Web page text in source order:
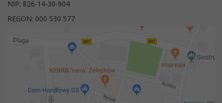
NIP: 826-14-30-904
REGON: 000 530 577